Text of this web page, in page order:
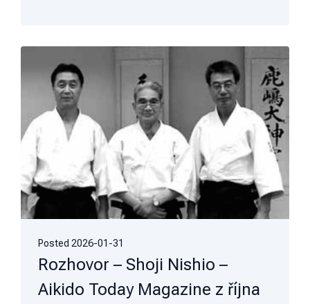
Posted 2026-01-31
Rozhovor – Shoji Nishio –
Aikido Today Magazine z října